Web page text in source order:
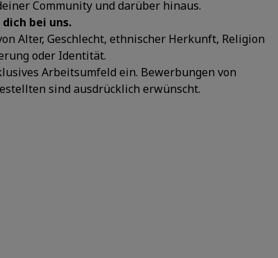
Community und darüber hinaus.
bei uns.
Alter, Geschlecht, ethnischer Herkunft, Religion
oder Identität.
Arbeitsumfeld ein. Bewerbungen von
sind ausdrücklich erwünscht.